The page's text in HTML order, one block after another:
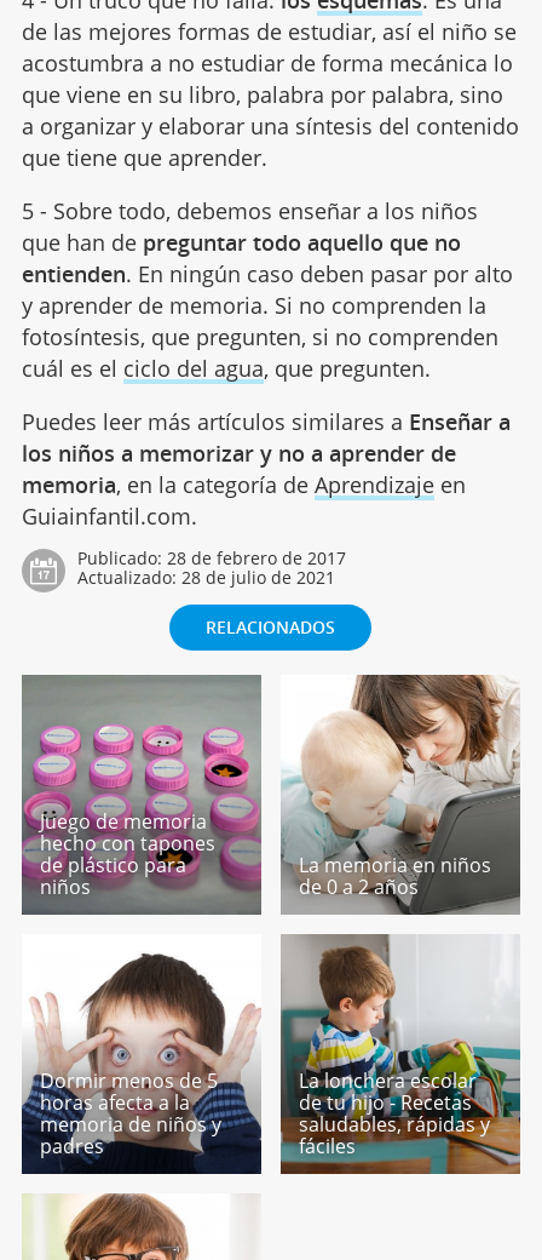
de las mejores formas de estudiar, así el niño se
acostumbra a no estudiar de forma mecánica lo
que viene en su libro, palabra por palabra, sino
a organizar y elaborar una síntesis del contenido
que tiene que aprender.
5 - Sobre todo, debemos enseñar a los niños
que han de preguntar todo aquello que no
entienden. En ningún caso deben pasar por alto
y aprender de memoria. Si no comprenden la
fotosíntesis, que pregunten, si no comprenden
cuál es el ciclo del agua, que pregunten.
Puedes leer más artículos similares a Enseñar a
los niños a memorizar y no a aprender de
memoria, en la categoría de Aprendizajeen
Guiainfantil.com.
Publicado: 28 de febrero de 2017
Actualizado: 28 de julio de 2021
RELACIONADOS
Juego de memoria
hecho con tapones
de plástico para
niños
La memoria en niños
de 0 a 2 años
Dormir menos de 5
horas afecta a la
memoria de niños y
padres
La lonchera escolar
de tu hijo - Recetas
saludables, rápidas y
fáciles